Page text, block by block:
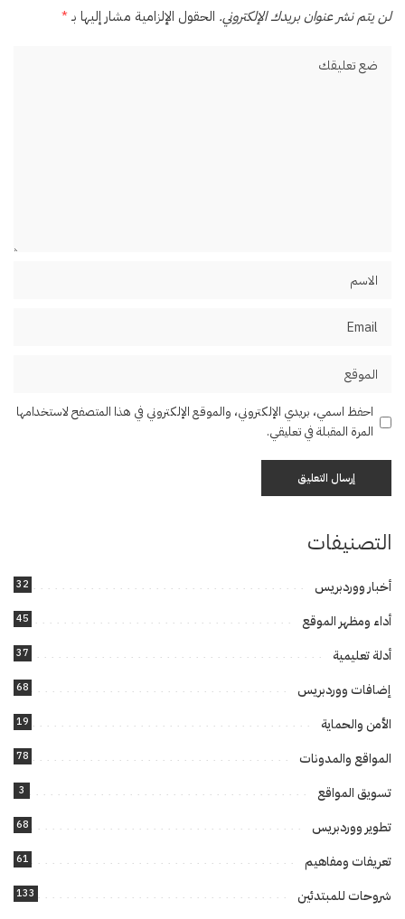
لن يتم نشر عنوان بريدك الإلكتروني. الحقول الإلزامية مشار إليها بـ*
احفظ اسمي، بريدي الإلكتروني، والموقع الإلكتروني في هذا المتصفح لاستخدامها
المرة المقبلة في تعليقي.
التصنيفات
أخبار ووردبريس 32
أداء ومظهر الموقع 45
أدلة تعليمية 37
إضافات ووردبريس 68
الأمن والحماية 19
المواقع والمدونات 78
تسويق المواقع 3
تطوير ووردبريس 68
تعريفات ومفاهيم 61
شروحات للمبتدئين 133